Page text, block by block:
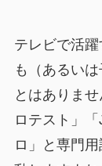
テレビで活
も（あるい
とはありま
ロテスト」
ロ」と専門